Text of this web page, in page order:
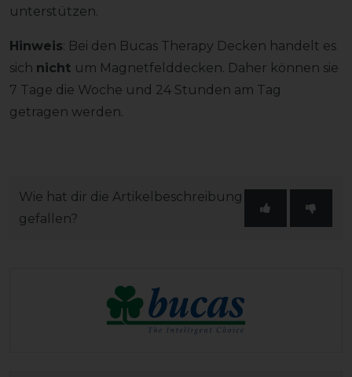
unterstützen.
Hinweis: Bei den Bucas Therapy Decken handelt es
sich nicht um Magnetfelddecken. Daher können sie
7 Tage die Woche und 24 Stunden am Tag
getragen werden.
Wie hat dir die Artikelbeschreibung
gefallen?